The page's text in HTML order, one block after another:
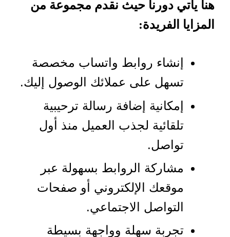
هنا يأتي دورنا حيث نقدم مجموعة من
المزايا الفريدة:
إنشاء روابط واتساب مخصصة
تسهل على عملائك الوصول إليك.
إمكانية إضافة رسالة ترحيبية
تلقائية لجذب العميل منذ أول
تواصل.
مشاركة الروابط بسهولة عبر
موقعك الإلكتروني أو صفحات
التواصل الاجتماعي.
تجربة سهلة وواجهة بسيطة